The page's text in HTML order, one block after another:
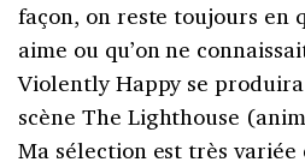
façon, on reste toujours en
aime ou qu’on ne
Violently Happy se
scène The Lighthouse
Ma sélection est très